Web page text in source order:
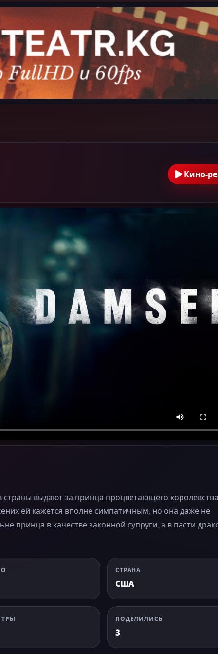
Кино-
выдают за принца процветающего
ей кажется вполне симпатичным, но она даже не
принца в качестве законной супруги, а в пасти
СТРАНА
США
ПОДЕЛИЛИСЬ
3